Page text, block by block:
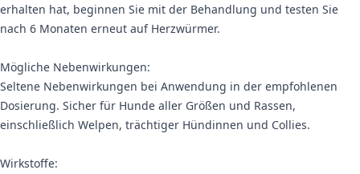
erhalten hat, beginnen Sie mit der Behandlung und testen Sie
nach 6 Monaten erneut auf Herzwürmer.
Mögliche Nebenwirkungen:
Seltene Nebenwirkungen bei Anwendung in der empfohlenen
Dosierung. Sicher für Hunde aller Größen und Rassen,
einschließlich Welpen, trächtiger Hündinnen und Collies.
Wirkstoffe: